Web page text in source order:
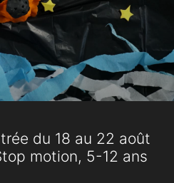
du 18 au 22 août
motion, 5-12 ans